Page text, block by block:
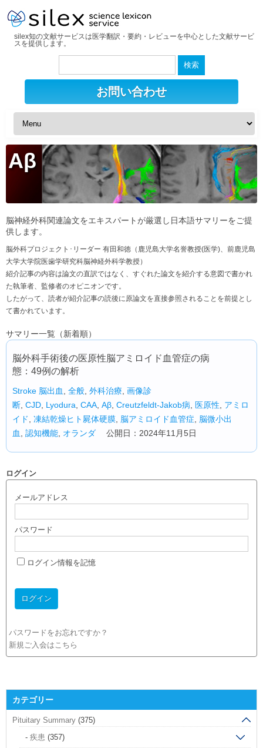
silex知の文献サービスは医学翻訳・要約・レビューを中心とした文献サービ
スを提供します。
検
お問い合わせ
Aβ
脳神経外科関連論文をエキスパートが厳選し日本語サマリーをご提
供します。
脳外科プロジェクト･リーダー 有田和徳（鹿児島大学名誉教授(医学)、前鹿児島
大学大学院医歯学研究科脳神経外科学教授）
紹介記事の内容は論文の直訳ではなく、すぐれた論文を紹介する意図で書かれ
た執筆者、監修者のオピニオンです。
したがって、読者が紹介記事の読後に原論文を直接参照されることを前提とし
て書かれています。
サマリー一覧（新着順）
脳外科手術後の医原性脳アミロイド血管症の病
態：49例の解析
Stroke 脳出血 全般 外科治療 画像診
断 CJD Lyodura CAA Aβ Creutzfeldt-Jakob病 医原性
アミロ
イド
凍結乾燥ヒト屍体硬膜 脳アミロイド血管症
脳微小出
血
認知機能 オランダ 公開日：2024年11月5日
ログイン
メールアドレス
パスワード
ログイン情報を記憶
パスワードをお忘れですか？
新規ご入会はこちら
カテゴリー
Pituitary Summary (375)
疾患 (357)